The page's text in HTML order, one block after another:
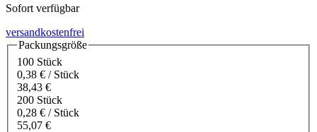
Sofort verfügbar
versandkostenfrei
Packungsgröße
100 Stück
0,38 € / Stück
38,43 €
200 Stück
0,28 € / Stück
55,07 €